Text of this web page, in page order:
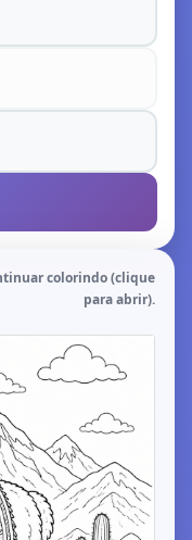
colorindo (clique
para abrir).